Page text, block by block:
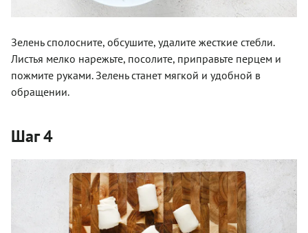
Зелень сполосните, обсушите, удалите жесткие стебли.
Листья мелко нарежьте, посолите, приправьте перцем и
пожмите руками. Зелень станет мягкой и удобной в
обращении.
Шаг 4